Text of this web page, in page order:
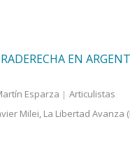
EN
Esparza
Articulistas
Milei La Libertad Avanza